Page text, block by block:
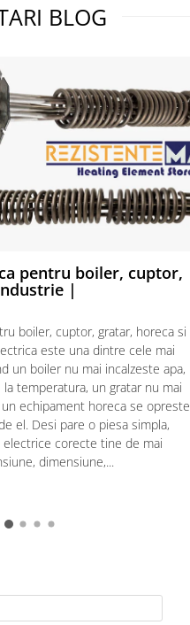
BLOG
pentru boiler, cuptor,
|
boiler, cuptor, gratar, horeca si
este una dintre cele mai
un boiler nu mai incalzeste apa,
temperatura, un gratar nu mai
echipament horeca se opreste
el. Desi pare o piesa simpla,
corecte tine de mai
dimensiune,...